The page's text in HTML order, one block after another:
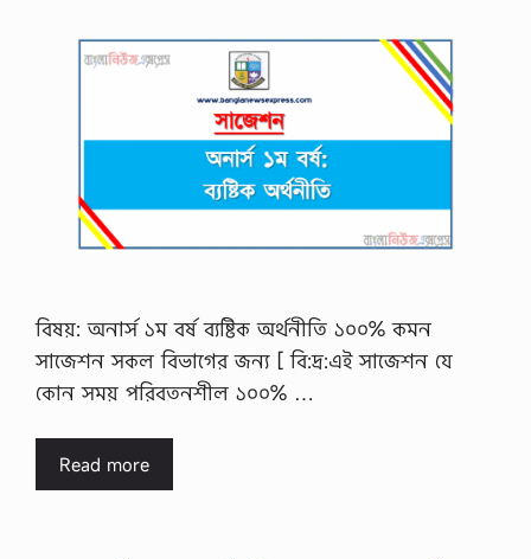
বিষয়: অনার্স ১ম বর্ষ ব্যষ্টিক অর্থনীতি ১০০% কমন
সাজেশন সকল বিভাগের জন্য [ বি:দ্র:এই সাজেশন যে
কোন সময় পরিবতনশীল ১০০% …
Read more